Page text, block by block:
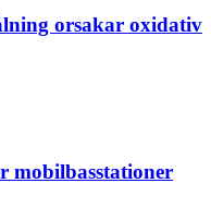
orsakar oxidativ
mobilbasstationer